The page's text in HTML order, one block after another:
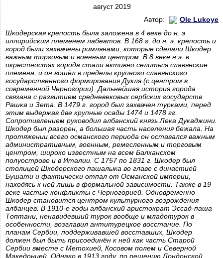
август 2019
Автор:
Ole Lukoye
Шкодерская крепость была заложена в 4 веке до н. э.
иллирийским племенем лабеатов. В 168 г. до н. э. крепость и
город были захвачены римлянами, которые сделали Шкодер
важным торговым и военным центром. В 8 веке н.э. в
окрестностях города стали активно селиться славянские
племена, и он вошёл в пределы крупного славянского
государственного формирования Дукля (с центром в
современной Черногории). Дальнейшая история города
связана с развитием средневековых сербских государств
Рашка и Зета. В 1479 г. город был захвачен турками, перед
этим выдержав две крупные осады 1474 и 1478 гг.
Сопротивлением руководил албанский князь Лека Дукаджини.
Шкодер был разорен, а большая часть населения бежала. На
протяжении всего османского периода он оставался важным
административным, военным, ремесленным и торговым
центром, широко известным на всем Балканском
полуострове и в Италии. С 1757 по 1831 г. Шкодер был
столицей Шкодерского пашалыка во главе с династией
Бушати и фактически отпал от Османской империи,
находясь к ней лишь в формальной зависимости. Также в 19
веке частые конфликты с Черногорией. Одновременно
Шкодер становится центром культурного возрождения
албанцев. В 1910-е годы албанский аристократ Эссад-паша
Топтани, ненавидевший турок вообще и младотурок в
особенности, возглавил антитурецкое восстание. По
планам Сербии, поддерживавшей восставших, Шкодер
должен был быть присоединён к ней как часть Старой
Сербии вместе с Метохией, Косовом полем и Северной
Македонией. Однако в 1913 году, по решению Лондонской